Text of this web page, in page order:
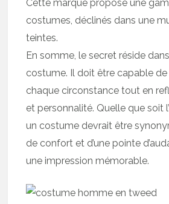
Cette marque propose une
costumes, déclinés dans une
teintes.
En somme, le secret réside
costume. Il doit être capable de
chaque circonstance tout en
et personnalité. Quelle que soit
un costume devrait être
de confort et d’une pointe
une impression mémorable.